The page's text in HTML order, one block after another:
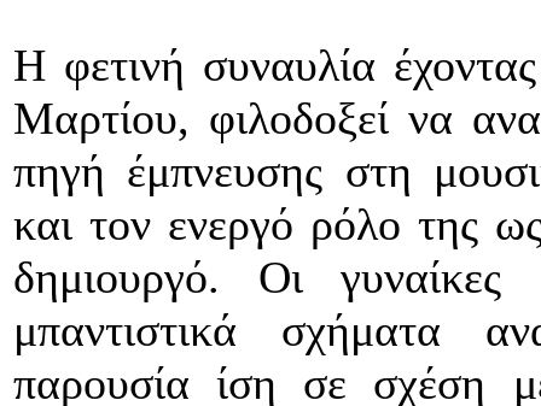
Η φετινή συναυλία
Μαρτίου, φιλοδοξεί να
πηγή έμπνευσης στη
και τον ενεργό ρόλο της
δημιουργό. Οι
μπαντιστικά σχήματα
παρουσία ίση σε σχέση